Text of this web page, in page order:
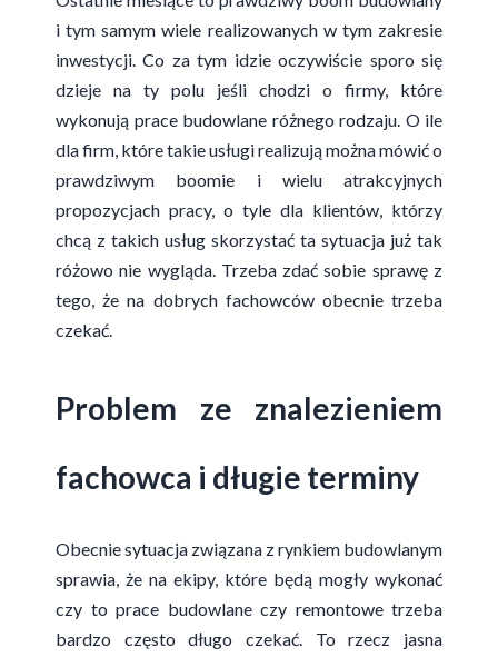
i tym samym wiele realizowanych w tym zakresie
inwestycji. Co za tym idzie oczywiście sporo się
dzieje na ty polu jeśli chodzi o firmy, które
wykonują prace budowlane różnego rodzaju. O ile
dla firm, które takie usługi realizują można mówić o
prawdziwym boomie i wielu atrakcyjnych
propozycjach pracy, o tyle dla klientów, którzy
chcą z takich usług skorzystać ta sytuacja już tak
różowo nie wygląda. Trzeba zdać sobie sprawę z
tego, że na dobrych fachowców obecnie trzeba
czekać.
Problem ze znalezieniem
fachowca i długie terminy
Obecnie sytuacja związana z rynkiem budowlanym
sprawia, że na ekipy, które będą mogły wykonać
czy to prace budowlane czy remontowe trzeba
bardzo często długo czekać. To rzecz jasna